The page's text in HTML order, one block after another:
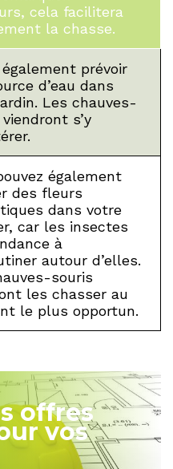
cela facilitera
la chasse.
prévoir
d’eau dans
Les chauves-
s’y
également
des fleurs
dans votre
car les insectes
à
autour d’elles.
souris
les chasser au
le plus opportun.
offres
vos